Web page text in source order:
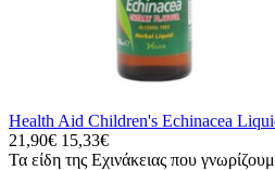
Health Aid Children's Echinacea
21,90€ 15,33€
Τα είδη της Eχινάκειας που